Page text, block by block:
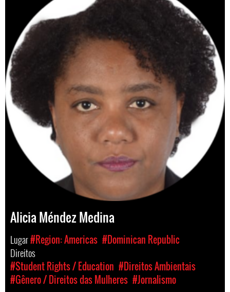
Alicia Méndez Medina
Lugar#Region: Americas #Dominican Republic
Direitos
#Student Rights / Education #Direitos Ambientais
#Gênero / Direitos das Mulheres #Jornalismo